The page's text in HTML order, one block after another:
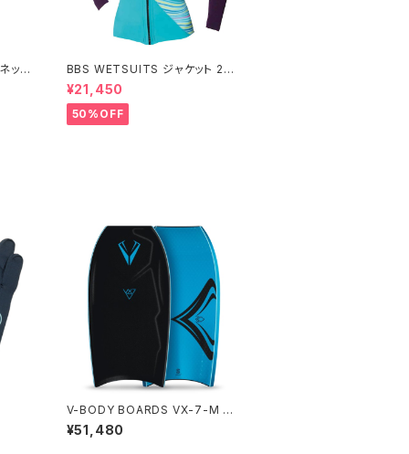
ック
BBS WETSUITS ジャケット 2m
m【アウトレット】
¥21,450
50%OFF
V-BODY BOARDS VX-7-M 20
26モデル - ブラック
¥51,480